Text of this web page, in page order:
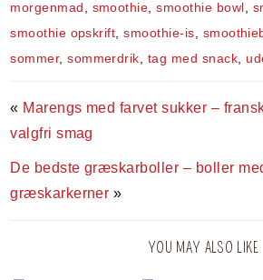
morgenmad
smoothie ,smoothie bowl
smoothie opskrift ,smoothie-is
sommer,sommerdrik tag med snack
« Marengs med farvet sukker –
valgfri smag
De bedste græskarboller – boller
græskarkerner »
YOU MAY ALSO LIKE